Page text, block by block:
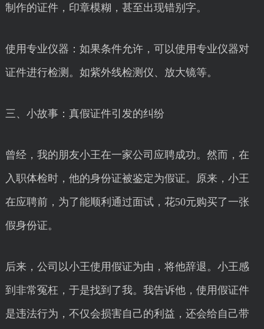
制作的证件，印章模糊，甚至出现错别字。
使用专业仪器：如果条件允许，可以使用专业仪器对
证件进行检测。如紫外线检测仪、放大镜等。
三、小故事：真假证件引发的纠纷
曾经，我的朋友小王在一家公司应聘成功。然而，在
入职体检时，他的身份证被鉴定为假证。原来，小王
在应聘前，为了能顺利通过面试，花50元购买了一张
假身份证。
后来，公司以小王使用假证为由，将他辞退。小王感
到非常冤枉，于是找到了我。我告诉他，使用假证件
是违法行为，不仅会损害自己的利益，还会给自己带